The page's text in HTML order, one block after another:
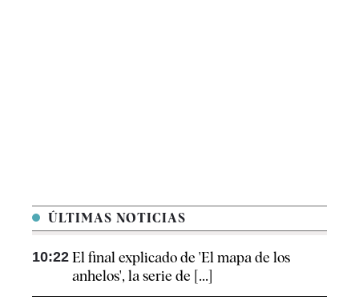
ÚLTIMAS NOTICIAS
10:22 El final explicado de 'El mapa de los
anhelos', la serie de [...]